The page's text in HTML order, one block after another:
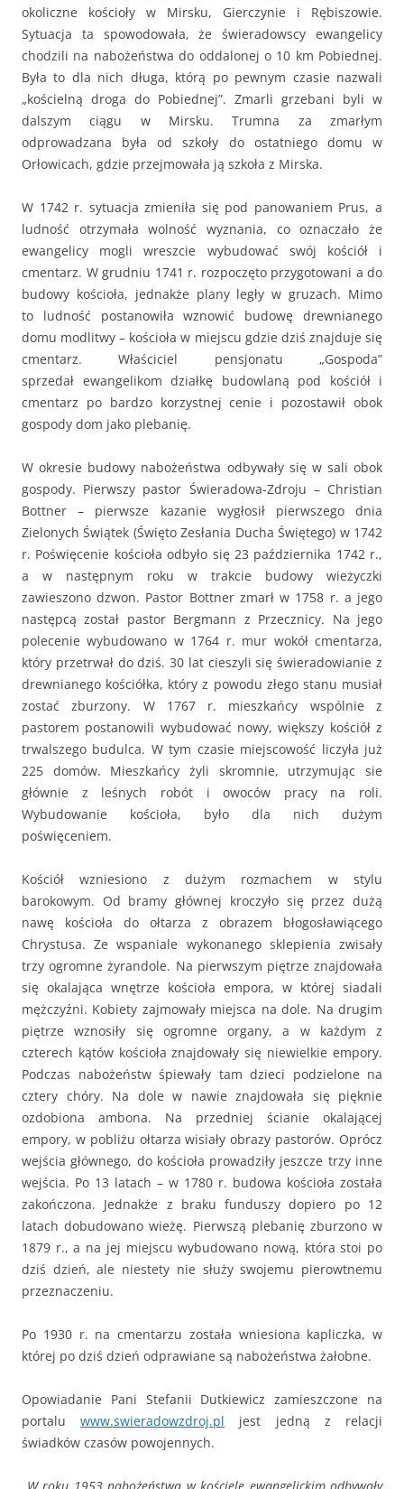
okoliczne kościoły w Mirsku, Gierczynie i Rębiszowie.
Sytuacja ta spowodowała, że świeradowscy ewangelicy
chodzili na nabożeństwa do oddalonej o 10 km Pobiednej.
Była to dla nich długa, którą po pewnym czasie nazwali
„kościelną droga do Pobiednej”. Zmarli grzebani byli w
dalszym ciągu w Mirsku. Trumna za zmarłym
odprowadzana była od szkoły do ostatniego domu w
Orłowicach, gdzie przejmowała ją szkoła z Mirska.
W 1742 r. sytuacja zmieniła się pod panowaniem Prus, a
ludność otrzymała wolność wyznania, co oznaczało że
ewangelicy mogli wreszcie wybudować swój kościół i
cmentarz. W grudniu 1741 r. rozpoczęto przygotowani a do
budowy kościoła, jednakże plany legły w gruzach. Mimo
to ludność postanowiła wznowić budowę drewnianego
domu modlitwy – kościoła w miejscu gdzie dziś znajduje się
cmentarz. Właściciel pensjonatu „Gospoda”
sprzedał ewangelikom działkę budowlaną pod kościół i
cmentarz po bardzo korzystnej cenie i pozostawił obok
gospody dom jako plebanię.
W okresie budowy nabożeństwa odbywały się w sali obok
gospody. Pierwszy pastor Świeradowa-Zdroju – Christian
Bottner – pierwsze kazanie wygłosił pierwszego dnia
Zielonych Świątek (Święto Zesłania Ducha Świętego) w 1742
r. Poświęcenie kościoła odbyło się 23 października 1742 r.,
a w następnym roku w trakcie budowy wieżyczki
zawieszono dzwon. Pastor Bottner zmarł w 1758 r. a jego
następcą został pastor Bergmann z Przecznicy. Na jego
polecenie wybudowano w 1764 r. mur wokół cmentarza,
który przetrwał do dziś. 30 lat cieszyli się świeradowianie z
drewnianego kościółka, który z powodu złego stanu musiał
zostać zburzony. W 1767 r. mieszkańcy wspólnie z
pastorem postanowili wybudować nowy, większy kościół z
trwalszego budulca. W tym czasie miejscowość liczyła już
225 domów. Mieszkańcy żyli skromnie, utrzymując sie
głównie z leśnych robót i owoców pracy na roli.
Wybudowanie kościoła, było dla nich dużym
poświęceniem.
Kościół wzniesiono z dużym rozmachem w stylu
barokowym. Od bramy głównej kroczyło się przez dużą
nawę kościoła do ołtarza z obrazem błogosławiącego
Chrystusa. Ze wspaniale wykonanego sklepienia zwisały
trzy ogromne żyrandole. Na pierwszym piętrze znajdowała
się okalająca wnętrze kościoła empora, w której siadali
mężczyźni. Kobiety zajmowały miejsca na dole. Na drugim
piętrze wznosiły się ogromne organy, a w każdym z
czterech kątów kościoła znajdowały się niewielkie empory.
Podczas nabożeństw śpiewały tam dzieci podzielone na
cztery chóry. Na dole w nawie znajdowała się pięknie
ozdobiona ambona. Na przedniej ścianie okalającej
empory, w pobliżu ołtarza wisiały obrazy pastorów. Oprócz
wejścia głównego, do kościoła prowadziły jeszcze trzy inne
wejścia. Po 13 latach – w 1780 r. budowa kościoła została
zakończona. Jednakże z braku funduszy dopiero po 12
latach dobudowano wieżę. Pierwszą plebanię zburzono w
1879 r., a na jej miejscu wybudowano nową, która stoi po
dziś dzień, ale niestety nie służy swojemu pierowtnemu
przeznaczeniu.
Po 1930 r. na cmentarzu została wniesiona kapliczka, w
której po dziś dzień odprawiane są nabożeństwa żałobne.
Opowiadanie Pani Stefanii Dutkiewicz zamieszczone na
portaluwww.swieradowzdroj.pl jest jedną z relacji
świadków czasów powojennych.